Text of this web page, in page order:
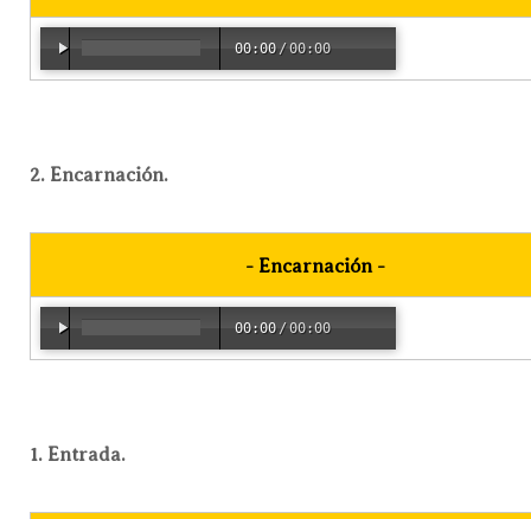
00:00 /00:00
2. Encarnación.
- Encarnación-
00:00 /00:00
1. Entrada.